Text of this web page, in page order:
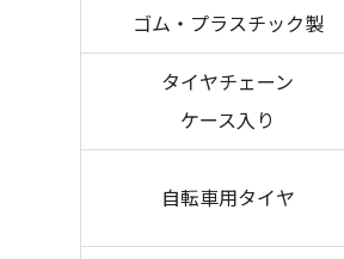
ゴム・プラスチック製
タイヤチェーン
ケース入り
自転車用タイヤ